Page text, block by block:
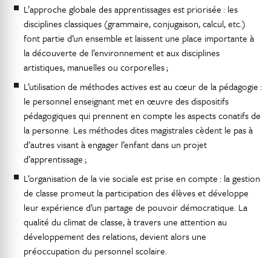
L’approche globale des apprentissages est priorisée : les
disciplines classiques (grammaire, conjugaison, calcul, etc.)
font partie d’un ensemble et laissent une place importante à
la découverte de l’environnement et aux disciplines
artistiques, manuelles ou corporelles ;
L’utilisation de méthodes actives est au cœur de la pédagogie :
le personnel enseignant met en œuvre des dispositifs
pédagogiques qui prennent en compte les aspects conatifs de
la personne. Les méthodes dites magistrales cèdent le pas à
d’autres visant à engager l’enfant dans un projet
d’apprentissage ;
L’organisation de la vie sociale est prise en compte : la gestion
de classe promeut la participation des élèves et développe
leur expérience d’un partage de pouvoir démocratique. La
qualité du climat de classe, à travers une attention au
développement des relations, devient alors une
préoccupation du personnel scolaire.